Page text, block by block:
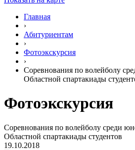
Главная
›
Абитуриентам
›
Фотоэкскурсия
›
Соревнования по волейболу
Областной спартакиады
Фотоэкскурсия
Соревнования по волейболу среди
Областной спартакиады студентов
19.10.2018